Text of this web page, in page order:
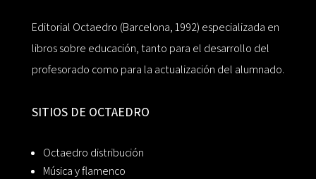
Editorial Octaedro (Barcelona, 1992) especializada en
libros sobre educación, tanto para el desarrollo del
profesorado como para la actualización del alumnado.
SITIOS DE OCTAEDRO
Octaedro distribución
Música y flamenco